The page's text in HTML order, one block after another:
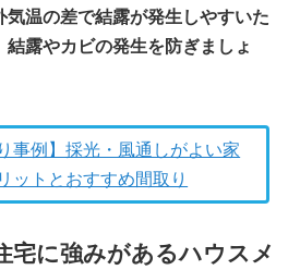
気温の差で結露が発生しやすいた
露やカビの発生を防ぎましょ
事例】採光・風通しがよい家
ットとおすすめ間取り
宅に強みがあるハウスメ